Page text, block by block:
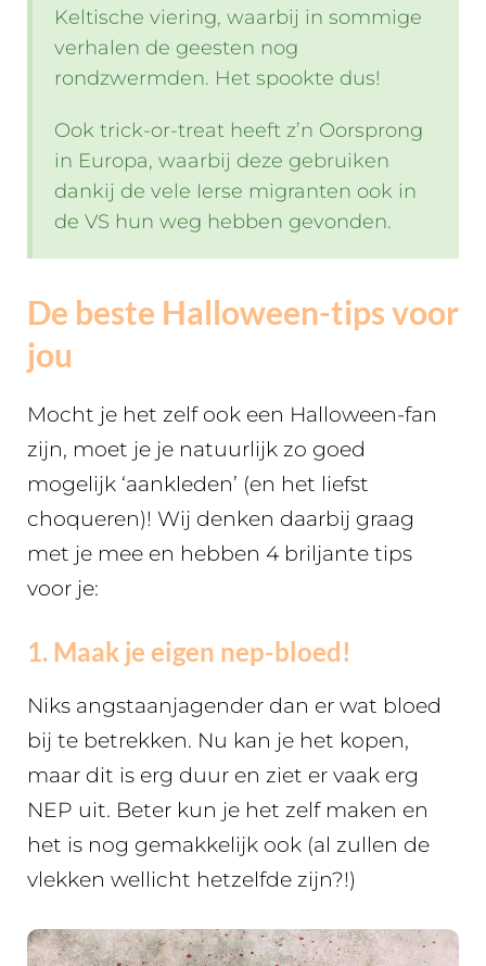
Keltische viering, waarbij in sommige
verhalen de geesten nog
rondzwermden. Het spookte dus!
Ook trick-or-treat heeft z’n Oorsprong
in Europa, waarbij deze gebruiken
dankij de vele Ierse migranten ook in
de VS hun weg hebben gevonden.
De beste Halloween-tips voor
jou
Mocht je het zelf ook een Halloween-fan
zijn, moet je je natuurlijk zo goed
mogelijk ‘aankleden’ (en het liefst
choqueren)! Wij denken daarbij graag
met je mee en hebben 4 briljante tips
voor je:
1. Maak je eigen nep-bloed!
Niks angstaanjagender dan er wat bloed
bij te betrekken. Nu kan je het kopen,
maar dit is erg duur en ziet er vaak erg
NEP uit. Beter kun je het zelf maken en
het is nog gemakkelijk ook (al zullen de
vlekken wellicht hetzelfde zijn?!)